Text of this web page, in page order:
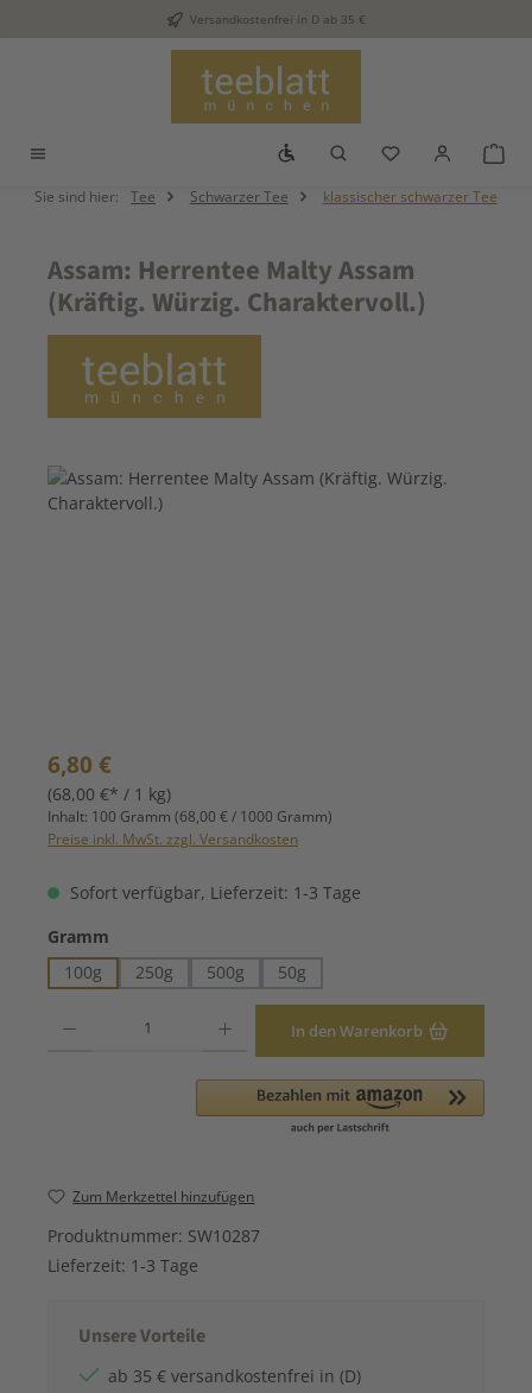
Zum Hauptinhalt springenVersandkostenfrei in D ab 35 €
Werkzeugleiste anzeigen
Du hast 0
Sie sind hier: Tee Schwarzer Tee klassischer schwarzer Tee
Assam: Herrentee Malty Assam
(Kräftig. Würzig. Charaktervoll.)
Bildergalerie überspringen
Regulärer Preis:
6,80 €
(68,00 €* / 1 kg)
Inhalt: 100 Gramm (68,00 € / 1000 Gramm)
Preise inkl. MwSt. zzgl. Versandkosten
Sofort verfügbar, Lieferzeit: 1-3 Tage
Gramm
100g
250g 500g 50g
In den Warenkorb
Zum Merkzettel hinzufügen
Produktnummer: SW10287
Lieferzeit: 1-3 Tage
Unsere Vorteile
ab 35 € versandkostenfrei in (D)